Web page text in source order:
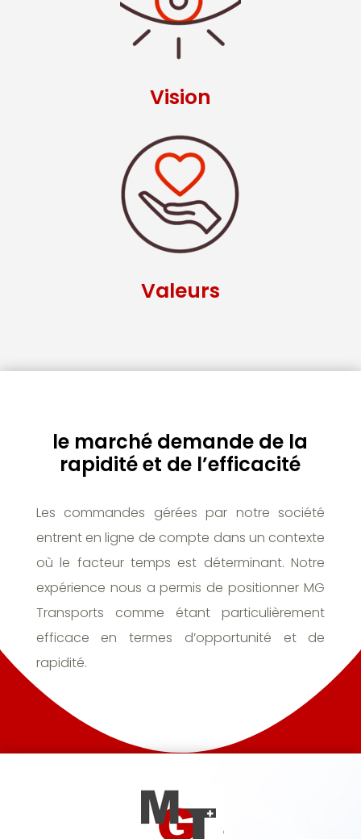
Vision
Valeurs
le marché demande de la
rapidité et de l’efficacité
Les commandes gérées par notre société
entrent en ligne de compte dans un contexte
où le facteur temps est déterminant. Notre
expérience nous a permis de positionner MG
Transports comme étant particulièrement
efficace en termes d’opportunité et de
rapidité.